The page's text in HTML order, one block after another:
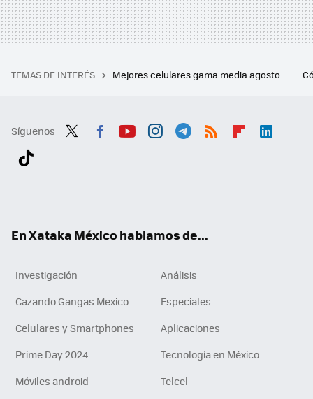
TEMAS DE INTERÉS Mejores celulares gama media agosto
Síguenos
En Xataka México hablamos de...
Investigación
Análisis
Cazando Gangas Mexico
Especiales
Celulares y Smartphones
Aplicaciones
Prime Day 2024
Tecnología en México
Móviles android
Telcel